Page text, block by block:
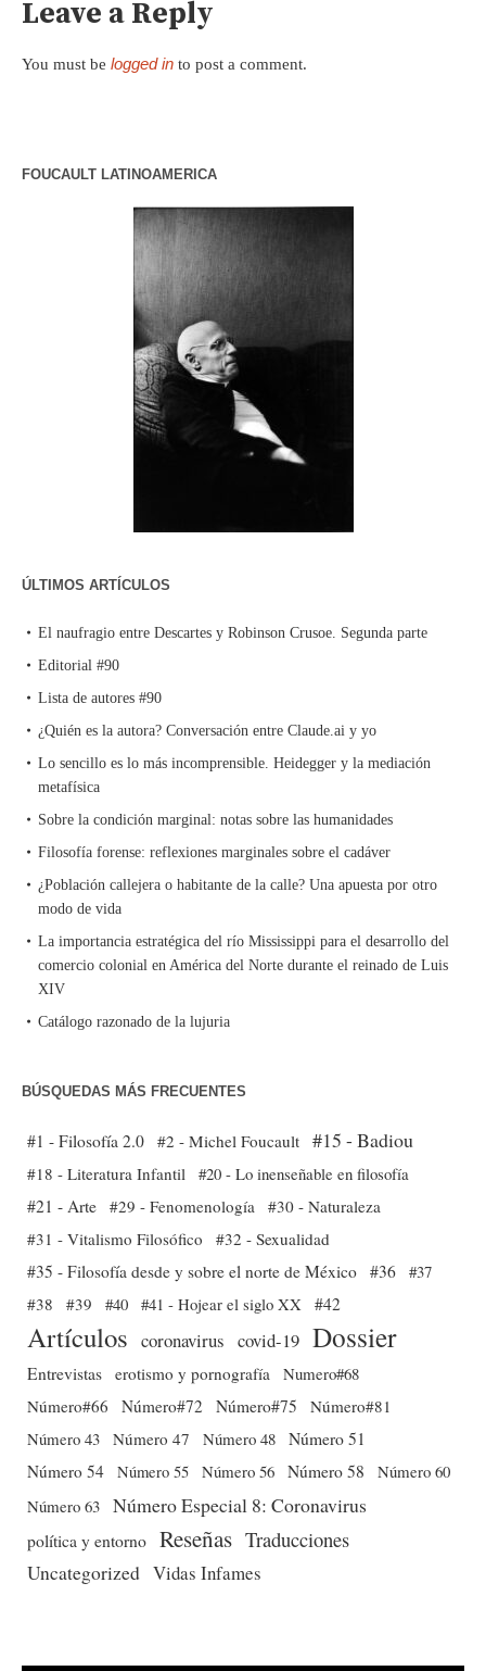
Leave a Reply
You must be logged in to post a comment.
FOUCAULT LATINOAMERICA
ÚLTIMOS ARTÍCULOS
El naufragio entre Descartes y Robinson Crusoe. Segunda parte
Editorial #90
Lista de autores #90
¿Quién es la autora? Conversación entre Claude.ai y yo
Lo sencillo es lo más incomprensible. Heidegger y la mediación
metafísica
Sobre la condición marginal: notas sobre las humanidades
Filosofía forense: reflexiones marginales sobre el cadáver
¿Población callejera o habitante de la calle? Una apuesta por otro
modo de vida
La importancia estratégica del río Mississippi para el desarrollo del
comercio colonial en América del Norte durante el reinado de Luis
XIV
Catálogo razonado de la lujuria
BÚSQUEDAS MÁS FRECUENTES
#1 - Filosofía 2.0 #2 - Michel Foucault #15 - Badiou
#18 - Literatura Infantil #20 - Lo inenseñable en filosofía
#21 - Arte #29 - Fenomenología #30 - Naturaleza
#31 - Vitalismo Filosófico
#32 - Sexualidad
#35 - Filosofía desde y sobre el norte de México #36 #37
#38
#39 #40 #41 - Hojear el siglo XX #42
Artículos coronavirus covid-19 Dossier
Entrevistas erotismo y pornografía Numero#68
Número#66
Número#72 Número#75
Número#81
Número 43 Número 47 Número 48 Número 51
Número 54 Número 55 Número 56 Número 58
Número 60
Número 63 Número Especial 8: Coronavirus
política y entorno Reseñas Traducciones
Uncategorized Vidas Infames